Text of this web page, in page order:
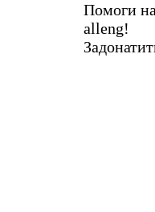
Помоги
alleng!